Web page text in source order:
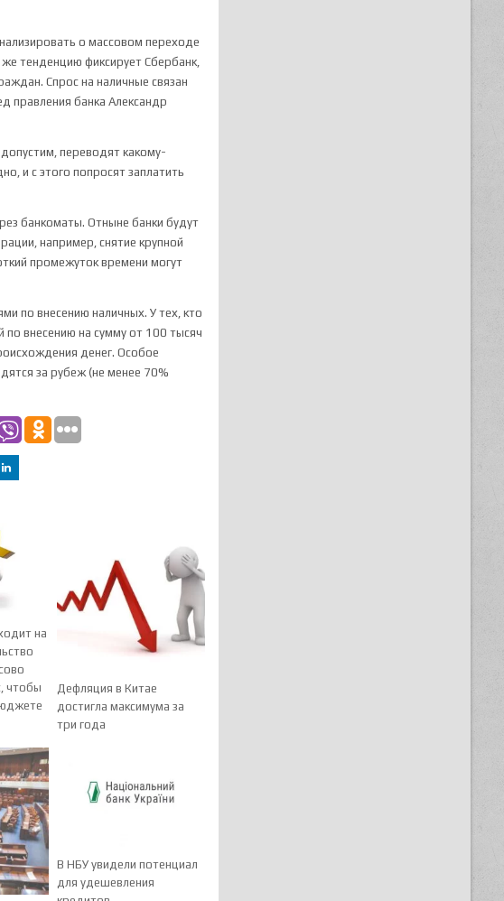
о массовом переходе
тенденцию фиксирует Сбербанк,
Спрос на наличные связан
правления банка Александр
переводят какому-
и с этого попросят заплатить
банкоматы. Отныне банки будут
например, снятие крупной
промежуток времени могут
по внесению наличных. У тех, кто
внесению на сумму от 100 тысяч
денег. Особое
за рубеж (не менее 70%
на
чтобы
Дефляция в Китае
достигла максимума за
три года
В НБУ увидели потенциал
для удешевления